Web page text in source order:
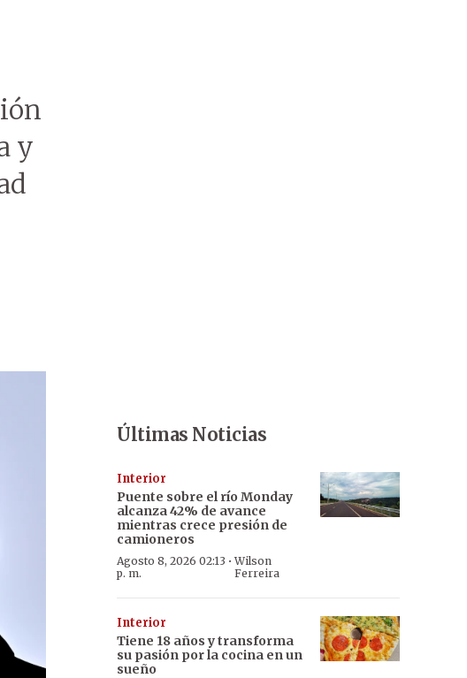
y
Últimas Noticias
Interior
Puente sobre el río Monday
alcanza 42% de avance
mientras crece presión de
camioneros
Agosto 8, 2026 02:13
p. m.
·Wilson
Ferreira
Interior
Tiene 18 años y transforma
su pasión por la cocina en un
sueño